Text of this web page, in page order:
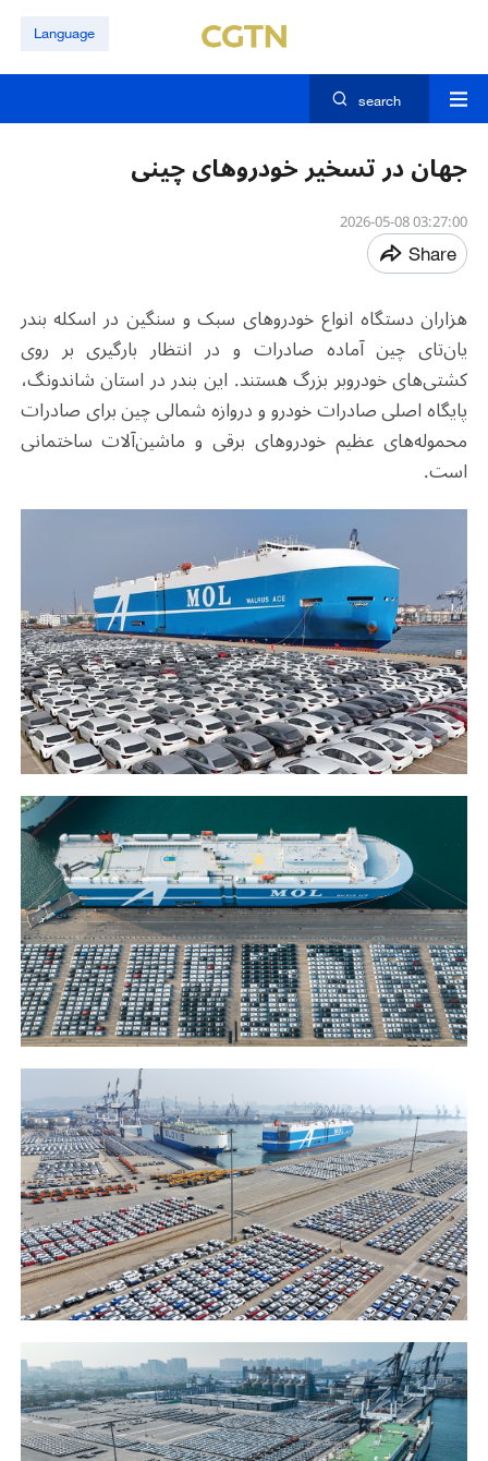
Language
search
جهان در تسخیر خودروهای چینی
03:27:00 2026-05-08
Share
هزاران دستگاه انواع خودروهای سبک و سنگین در اسکله بندر
یان‌تای چین آماده صادرات و در انتظار بارگیری بر روی
کشتی‌های خودروبر بزرگ هستند. این بندر در استان شاندونگ،
پایگاه اصلی صادرات خودرو و دروازه شمالی چین برای صادرات
محموله‌های عظیم خودروهای برقی و ماشین‌آلات ساختمانی
است.